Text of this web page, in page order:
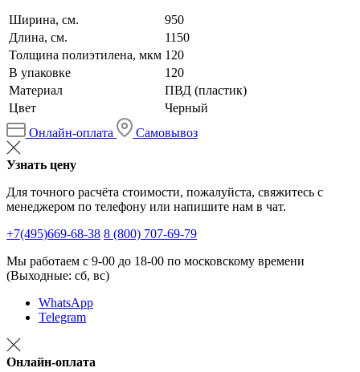
Ширина, см.
950
Длина, см.
1150
Толщина полиэтилена, мкм 120
В упаковке
120
Материал
ПВД (пластик)
Цвет
Черный
Онлайн-оплата
Самовывоз
Узнать цену
Для точного расчёта стоимости, пожалуйста, свяжитесь с
менеджером по телефону или напишите нам в чат.
+7(495)669-68-38 8 (800) 707-69-79
Мы работаем с 9-00 до 18-00 по московскому времени
(Выходные: сб, вс)
WhatsApp
Telegram
Онлайн-оплата